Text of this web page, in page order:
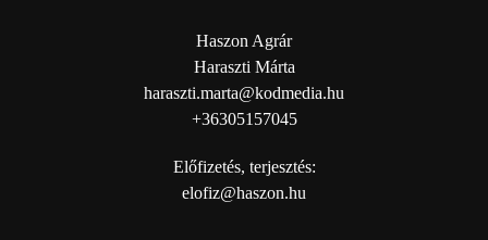
Haszon Agrár
Haraszti Márta
haraszti.marta@kodmedia.hu
+36305157045
Előfizetés, terjesztés:
elofiz@haszon.hu